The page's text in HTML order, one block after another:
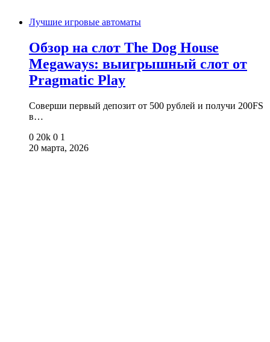
Лучшие игровые автоматы
Обзор на слот The Dog House
Megaways: выигрышный слот от
Pragmatic Play
Соверши первый депозит от 500 рублей и получи 200FS
в…
0 20k 0 1
20 марта, 2026